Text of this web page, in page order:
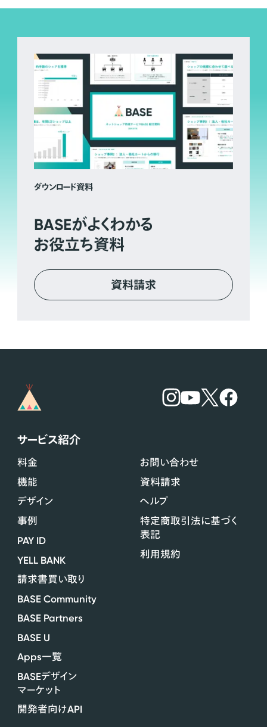
ダウンロード資料
BASEがよくわかる
お役立ち資料
資料請求
サービス紹介
料金
機能
デザイン
事例
PAY ID
YELL BANK
請求書買い取り
BASE Community
BASE Partners
BASE U
Apps一覧
BASEデザイン
マーケット
開発者向けAPI
お問い合わせ
資料請求
ヘルプ
特定商取引法に基づく
表記
利用規約